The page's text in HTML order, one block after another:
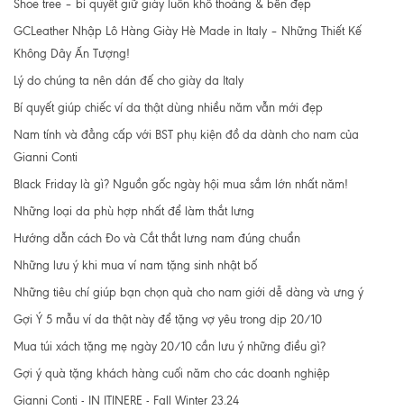
Shoe tree – bí quyết giữ giày luôn khô thoáng & bền đẹp
GCLeather Nhập Lô Hàng Giày Hè Made in Italy – Những Thiết Kế
Không Dây Ấn Tượng!
Lý do chúng ta nên dán đế cho giày da Italy
Bí quyết giúp chiếc ví da thật dùng nhiều năm vẫn mới đẹp
Nam tính và đẳng cấp với BST phụ kiện đồ da dành cho nam của
Gianni Conti
Black Friday là gì? Nguồn gốc ngày hội mua sắm lớn nhất năm!
Những loại da phù hợp nhất để làm thắt lưng
Hướng dẫn cách Đo và Cắt thắt lưng nam đúng chuẩn
Những lưu ý khi mua ví nam tặng sinh nhật bố
Những tiêu chí giúp bạn chọn quà cho nam giới dễ dàng và ưng ý
Gợi Ý 5 mẫu ví da thật này để tặng vợ yêu trong dịp 20/10
Mua túi xách tặng mẹ ngày 20/10 cần lưu ý những điều gì?
Gợi ý quà tặng khách hàng cuối năm cho các doanh nghiệp
Gianni Conti - IN ITINERE - Fall Winter 23.24